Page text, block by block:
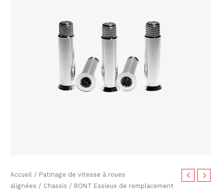
Accueil / Patinage de vitesse à roues
alignées / Chassis / BONT Essieux de remplacement